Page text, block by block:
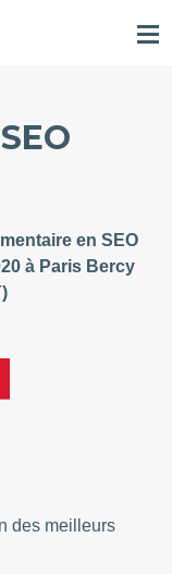
en SEO
à Paris Bercy
des meilleurs